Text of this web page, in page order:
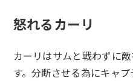
怒れるカーリ
カーリはサムと戦わずに
す。分断させる為にキャ